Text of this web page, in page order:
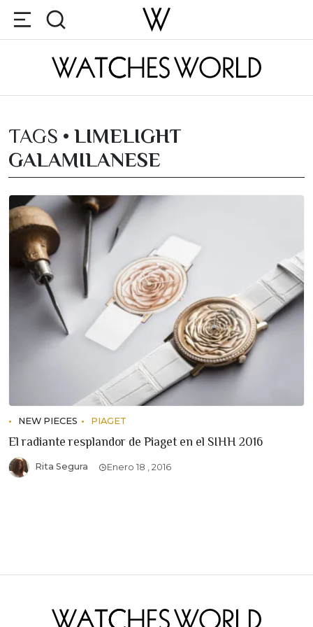
TAGS • LIMELIGHT
GALAMILANESE
NEW PIECES PIAGET
El radiante resplandor de Piaget en el SIHH 2016
Rita Segura Enero 18 , 2016